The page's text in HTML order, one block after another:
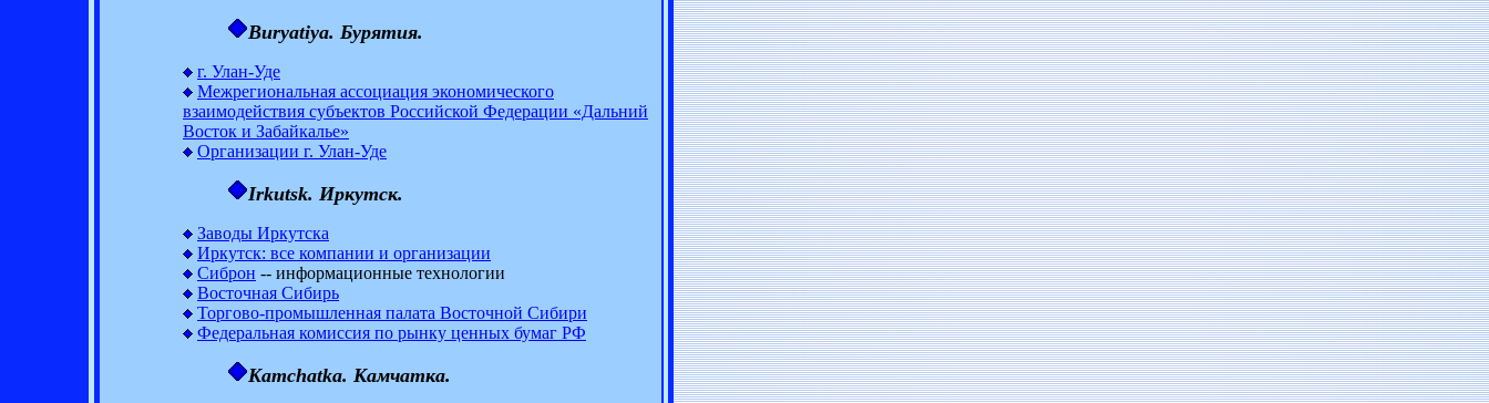
Buryatiya. Бурятия.
г. Улан-Уде
Межрегиональная ассоциация экономического
взаимодействия субъектов Российской Федерации «Дальний
Восток и Забайкалье»
Организации г. Улан-Уде
Irkutsk. Иркутск.
Заводы Иркутска
Иркутск: все компании и организации
Сиброн -- информационные технологии
Восточная Сибирь
Торгово-промышленная палата Восточной Сибири
Федеральная комиссия по рынку ценных бумаг РФ
Kamchatka. Камчатка.